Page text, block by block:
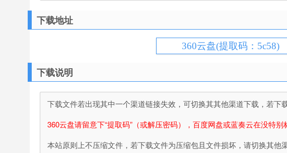
下载地址
360云盘(提取码：5c58)
下载说明
下载文件若出现其中一个渠道链接失效，可切换其其他渠道下载，若下
360云盘请留意下“提取码”（或解压密码），百度网盘或蓝奏云在没特别
本站原则上不压缩文件，若下载文件为压缩包且文件损坏，请切换其他